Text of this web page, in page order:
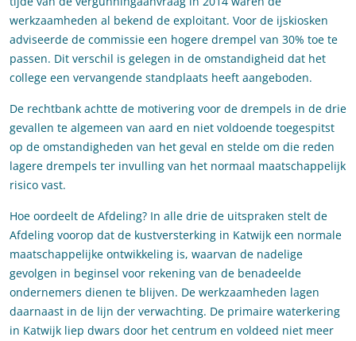
werkzaamheden al bekend de exploitant. Voor de ijskiosken
adviseerde de commissie een hogere drempel van 30% toe te
passen. Dit verschil is gelegen in de omstandigheid dat het
college een vervangende standplaats heeft aangeboden.
De rechtbank achtte de motivering voor de drempels in de drie
gevallen te algemeen van aard en niet voldoende toegespitst
op de omstandigheden van het geval en stelde om die reden
lagere drempels ter invulling van het normaal maatschappelijk
risico vast.
Hoe oordeelt de Afdeling? In alle drie de uitspraken stelt de
Afdeling voorop dat de kustversterking in Katwijk een normale
maatschappelijke ontwikkeling is, waarvan de nadelige
gevolgen in beginsel voor rekening van de benadeelde
ondernemers dienen te blijven. De werkzaamheden lagen
daarnaast in de lijn der verwachting. De primaire waterkering
in Katwijk liep dwars door het centrum en voldeed niet meer